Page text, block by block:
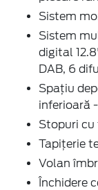
Sistem
Sistem
digital
DAB, 6
Spațiu
inferioară
Stopuri cu
Tapițerie
Volan
Închidere